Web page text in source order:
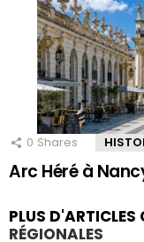
0 Shares
Arc Héré à
PLUS
RÉGIONALES